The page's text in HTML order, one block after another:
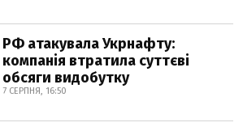
РФ атакувала Укрнафту:
компанія втратила суттєві
обсяги видобутку
7 СЕРПНЯ, 16:50